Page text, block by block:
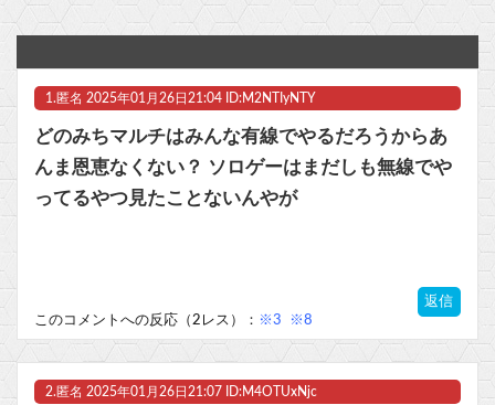
『ポケモンカードGB』とかいう神ゲーの思い出ｗｗｗｗｗ
『ポケモンカードGB』とかいう神ゲーの思い出ｗｗｗｗｗ
【悲報】最近の漫画出版社、どこの会社もマジでやばいwwwww他
1. 匿名 2025年01月26日21:04 ID:M2NTIyNTY
どのみちマルチはみんな有線でやるだろうからあ
んま恩恵なくない？ ソロゲーはまだしも無線でや
ってるやつ見たことないんやが
返信
このコメントへの反応（2レス）： ※3 ※8
2. 匿名 2025年01月26日21:07 ID:M4OTUxNjc